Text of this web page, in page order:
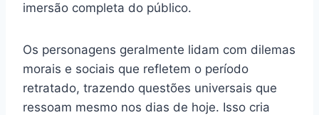
imersão completa do público.
Os personagens geralmente lidam com dilemas
morais e sociais que refletem o período
retratado, trazendo questões universais que
ressoam mesmo nos dias de hoje. Isso cria